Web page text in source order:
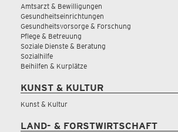
Amtsarzt & Bewilligungen
Gesundheitseinrichtungen
Gesundheitsvorsorge & Forschung
Pflege & Betreuung
Soziale Dienste & Beratung
Sozialhilfe
Beihilfen & Kurplätze
KUNST & KULTUR
Kunst & Kultur
LAND- & FORSTWIRTSCHAFT